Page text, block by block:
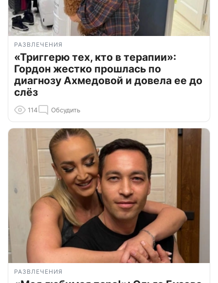
РАЗВЛЕЧЕНИЯ
«Триггерю тех, кто в терапии»:
Гордон жестко прошлась по
диагнозу Ахмедовой и довела ее до
слёз
114 Обсудить
РАЗВЛЕЧЕНИЯ